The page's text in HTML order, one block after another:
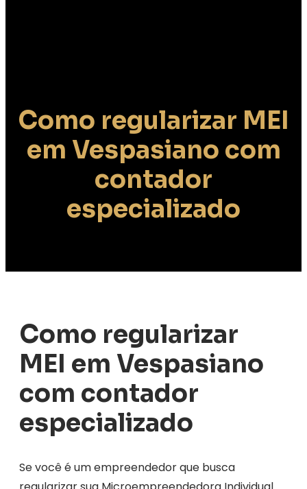
Como regularizar MEI
em Vespasiano com
contador
especializado
Como regularizar
MEI em Vespasiano
com contador
especializado
Se você é um empreendedor que busca